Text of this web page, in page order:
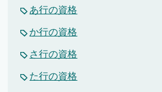
あ行の資格
か行の資格
さ行の資格
た行の資格